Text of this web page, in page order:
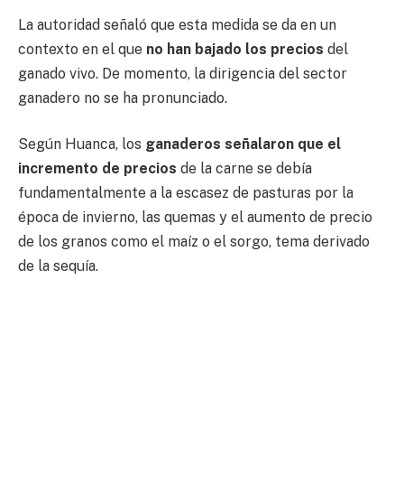
La autoridad señaló que esta medida se da en un
contexto en el que no han bajado los precios del
ganado vivo. De momento, la dirigencia del sector
ganadero no se ha pronunciado.
Según Huanca, los ganaderos señalaron que el
incremento de precios de la carne se debía
fundamentalmente a la escasez de pasturas por la
época de invierno, las quemas y el aumento de precio
de los granos como el maíz o el sorgo, tema derivado
de la sequía.